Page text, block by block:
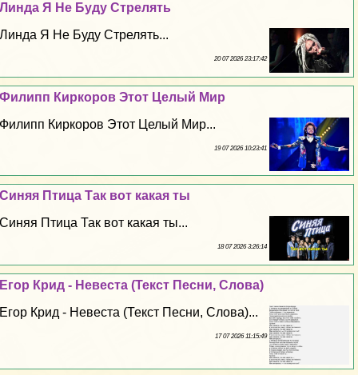
Линда Я Не Буду Стрелять
Линда Я Не Буду Стрелять...
20 07 2026 23:17:42
Филипп Киркоров Этот Целый Мир
Филипп Киркоров Этот Целый Мир...
19 07 2026 10:23:41
Синяя Птица Так вот какая ты
Синяя Птица Так вот какая ты...
18 07 2026 3:26:14
Егор Крид - Невеста (Текст Песни, Слова)
Егор Крид - Невеста (Текст Песни, Слова)...
17 07 2026 11:15:49